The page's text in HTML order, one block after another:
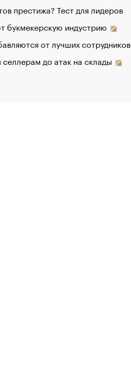
престижа? Тест для лидеров
букмекерскую индустрию
от лучших сотрудников
до атак на склады